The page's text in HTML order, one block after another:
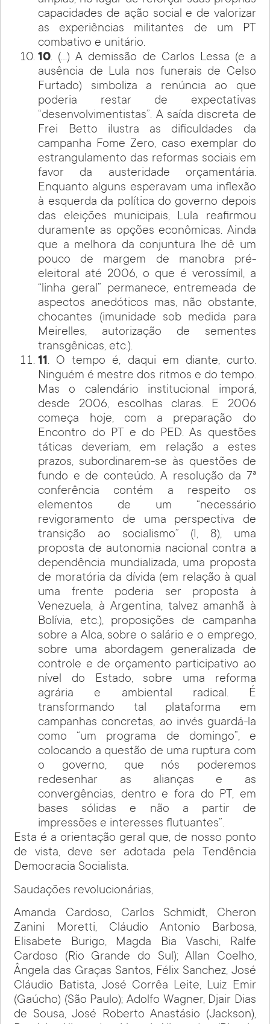
capacidades de ação social e de valorizar
as experiências militantes de um PT
combativo e unitário.
10. (…) A demissão de Carlos Lessa (e a
ausência de Lula nos funerais de Celso
Furtado) simboliza a renúncia ao que
poderia restar de expectativas
“desenvolvimentistas”. A saída discreta de
Frei Betto ilustra as dificuldades da
campanha Fome Zero, caso exemplar do
estrangulamento das reformas sociais em
favor da austeridade orçamentária.
Enquanto alguns esperavam uma inflexão
à esquerda da política do governo depois
das eleições municipais, Lula reafirmou
duramente as opções econômicas. Ainda
que a melhora da conjuntura lhe dê um
pouco de margem de manobra pré-
eleitoral até 2006, o que é verossímil, a
“linha geral” permanece, entremeada de
aspectos anedóticos mas, não obstante,
chocantes (imunidade sob medida para
Meirelles, autorização de sementes
transgênicas, etc.).
11. O tempo é, daqui em diante, curto.
Ninguém é mestre dos ritmos e do tempo.
Mas o calendário institucional imporá,
desde 2006, escolhas claras. E 2006
começa hoje, com a preparação do
Encontro do PT e do PED. As questões
táticas deveriam, em relação a estes
prazos, subordinarem-se às questões de
fundo e de conteúdo. A resolução da 7ª
conferência contém a respeito os
elementos de um “necessário
revigoramento de uma perspectiva de
transição ao socialismo” (I, 8), uma
proposta de autonomia nacional contra a
dependência mundializada, uma proposta
de moratória da dívida (em relação à qual
uma frente poderia ser proposta à
Venezuela, à Argentina, talvez amanhã à
Bolívia, etc.), proposições de campanha
sobre a Alca, sobre o salário e o emprego,
sobre uma abordagem generalizada de
controle e de orçamento participativo ao
nível do Estado, sobre uma reforma
agrária e ambiental radical. É
transformando tal plataforma em
campanhas concretas, ao invés guardá-la
como “um programa de domingo”, e
colocando a questão de uma ruptura com
o governo, que nós poderemos
redesenhar as alianças e as
convergências, dentro e fora do PT, em
bases sólidas e não a partir de
impressões e interesses flutuantes”.
Esta é a orientação geral que, de nosso ponto
de vista, deve ser adotada pela Tendência
Democracia Socialista.
Saudações revolucionárias,
Amanda Cardoso, Carlos Schmidt, Cheron
Zanini Moretti, Cláudio Antonio Barbosa,
Elisabete Burigo, Magda Bia Vaschi, Ralfe
Cardoso (Rio Grande do Sul); Allan Coelho,
Ângela das Graças Santos, Félix Sanchez, José
Cláudio Batista, José Corrêa Leite, Luiz Emir
(Gaúcho) (São Paulo); Adolfo Wagner, Djair Dias
de Sousa, José Roberto Anastásio (Jackson),